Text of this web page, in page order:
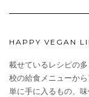
HAPPY VEGAN
載せているレシピの
校の給食メニューか
単に手に入るもの、